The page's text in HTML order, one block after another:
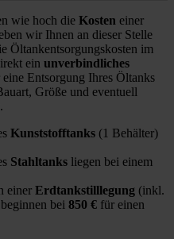
wie hoch die Kosten einer
wir Ihnen an dieser Stelle
Öltankentsorgungskosten im
ein unverbindliches
Entsorgung Ihres Öltanks
Größe und eventuell
Kunststofftanks (1 Behälter)
Stahltanks liegen bei einem
einer Erdtankstilllegung (inkl.
bei 850 € für einen